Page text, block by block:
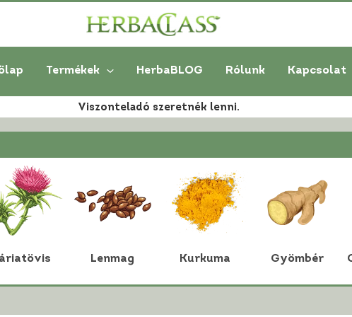
Termékek HerbaBLOG Rólunk Kapcsolat
Viszonteladó szeretnék lenni.
Lenmag Kurkuma Gyömbér